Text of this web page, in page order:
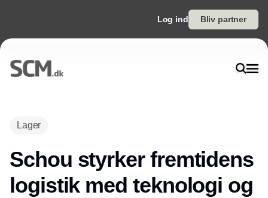
Log ind Bliv partner
Lager
Schou styrker fremtidens
logistik med teknologi og